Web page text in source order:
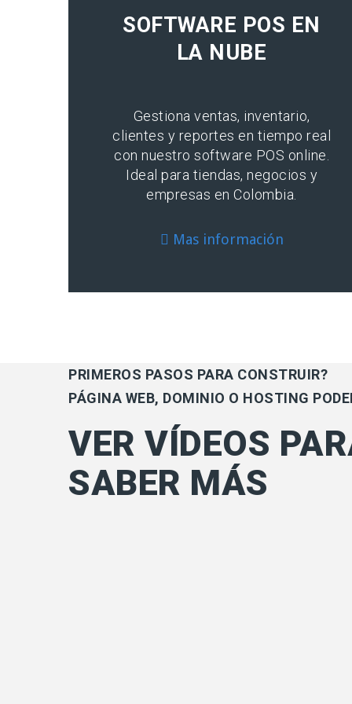
SOFTWARE POS EN
LA NUBE
Gestiona ventas, inventario,
clientes y reportes en tiempo real
con nuestro software POS online.
Ideal para tiendas, negocios y
empresas en Colombia.
Mas información
PRIMEROS PASOS PARA CONSTRUIR?
PÁGINA WEB, DOMINIO O HOSTING
VER VÍDEOS
SABER MÁS